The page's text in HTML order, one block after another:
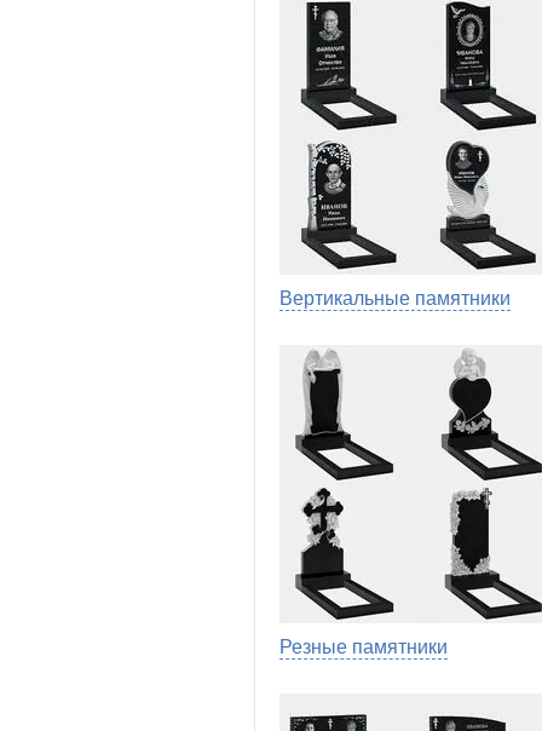
Вертикальные памятники
Резные памятники